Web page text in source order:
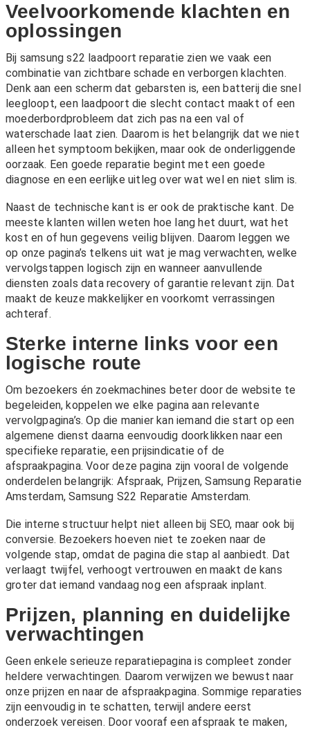
Veelvoorkomende klachten en
oplossingen
Bij samsung s22 laadpoort reparatie zien we vaak een
combinatie van zichtbare schade en verborgen klachten.
Denk aan een scherm dat gebarsten is, een batterij die snel
leegloopt, een laadpoort die slecht contact maakt of een
moederbordprobleem dat zich pas na een val of
waterschade laat zien. Daarom is het belangrijk dat we niet
alleen het symptoom bekijken, maar ook de onderliggende
oorzaak. Een goede reparatie begint met een goede
diagnose en een eerlijke uitleg over wat wel en niet slim is.
Naast de technische kant is er ook de praktische kant. De
meeste klanten willen weten hoe lang het duurt, wat het
kost en of hun gegevens veilig blijven. Daarom leggen we
op onze pagina’s telkens uit wat je mag verwachten, welke
vervolgstappen logisch zijn en wanneer aanvullende
diensten zoals data recovery ofgarantie relevant zijn. Dat
maakt de keuze makkelijker en voorkomt verrassingen
achteraf.
Sterke interne links voor een
logische route
Om bezoekers én zoekmachines beter door de website te
begeleiden, koppelen we elke pagina aan relevante
vervolgpagina’s. Op die manier kan iemand die start op een
algemene dienst daarna eenvoudig doorklikken naar een
specifieke reparatie, een prijsindicatie of de
afspraakpagina. Voor deze pagina zijn vooral de volgende
onderdelen belangrijk: Afspraak, Prijzen,Samsung Reparatie
Amsterdam,Samsung S22 Reparatie Amsterdam.
Die interne structuur helpt niet alleen bij SEO, maar ook bij
conversie. Bezoekers hoeven niet te zoeken naar de
volgende stap, omdat de pagina die stap al aanbiedt. Dat
verlaagt twijfel, verhoogt vertrouwen en maakt de kans
groter dat iemand vandaag nog een afspraak inplant.
Prijzen, planning en duidelijke
verwachtingen
Geen enkele serieuze reparatiepagina is compleet zonder
heldere verwachtingen. Daarom verwijzen we bewust naar
onze prijzen en naar de afspraakpagina. Sommige reparaties
zijn eenvoudig in te schatten, terwijl andere eerst
onderzoek vereisen. Door vooraf een afspraak te maken,